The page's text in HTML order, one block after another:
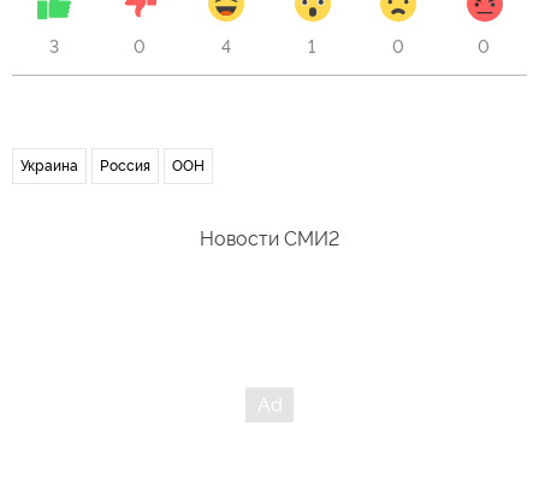
3 0 4 1 0 0
Украина Россия ООН
Новости СМИ2